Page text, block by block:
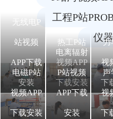
工程P站
仪
无线电P
站视频
APP下载
安装
热工P站
视频APP
下载安装
力
视
下
电磁P站
视频APP
下载安装
电离辐射
P站视频
APP下载
安装
声
视
下